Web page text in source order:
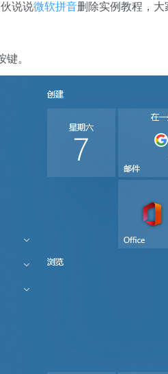
说说微软拼音删除实例教程，大
。